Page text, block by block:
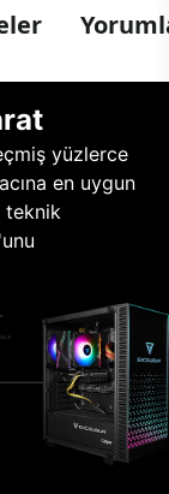
yüzlerce
en uygun
teknik